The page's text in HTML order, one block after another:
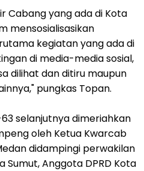
Cabang yang ada di Kota
mensosialisasikan
kegiatan yang ada di
di media-media sosial,
dilihat dan ditiru maupun
pungkas Topan.
selanjutnya dimeriahkan
oleh Ketua Kwarcab
didampingi perwakilan
Sumut, Anggota DPRD Kota